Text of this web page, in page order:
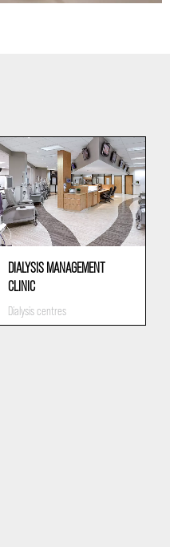
DIALYSIS MANAGEMENT
CLINIC
Dialysis centres